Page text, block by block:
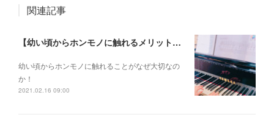
関連記事
【幼い頃からホンモノに触れるメリットとは？】
幼い頃からホンモノに 触れることがなぜ大切なの
か！
2021.02.16 09:00